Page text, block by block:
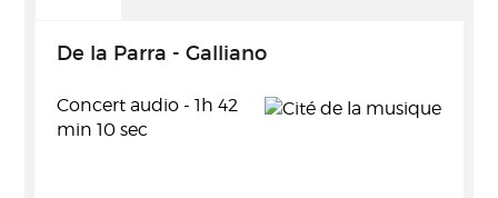
De la Parra - Galliano
Concert audio - 1h 42
min 10 sec